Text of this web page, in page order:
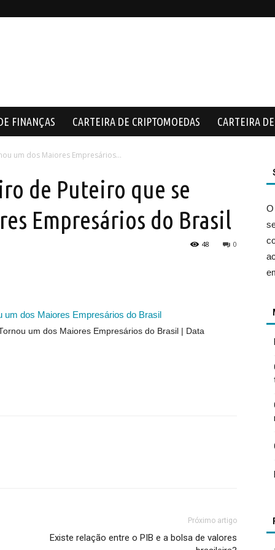
FINANÇAS CARTEIRA DE CRIPTOMOEDAS CARTEIRA
um dos Maiores Empresários...
de Puteiro que se
Empresários do Brasil
0
48
um dos Maiores Empresários do Brasil
um dos Maiores Empresários do Brasil
Data
Próximo artigo
Existe relação entre o PIB e a bolsa de valores